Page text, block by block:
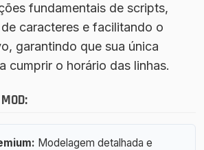
fundamentais de scripts,
caracteres e facilitando o
garantindo que sua única
cumprir o horário das linhas.
Modelagem detalhada e